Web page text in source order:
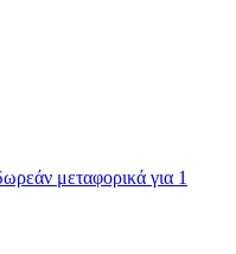
μεταφορικά για 1